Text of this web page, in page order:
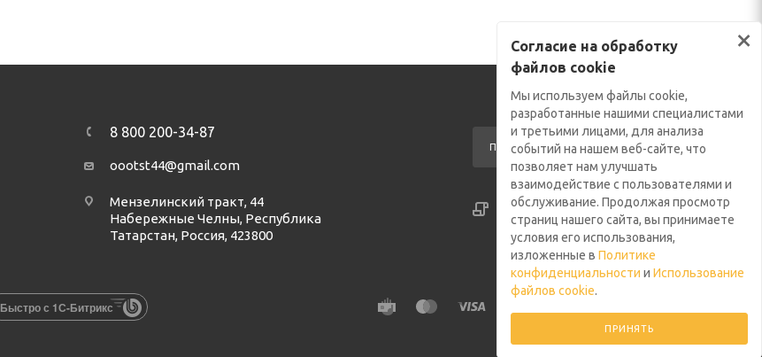
8 800 200-34-87
oootst44@gmail.com
Мензелинский тракт, 44
Набережные Челны, Республика
Татарстан, Россия, 423800
ПОДПИСАТЬСЯ НА РАССЫЛКУ
СОГЛАСИЕ НА ОБРАБОТКУ ФАЙЛОВ COOKIE
Быстро с 1С-Битрикс
×
Согласие на обработку
файлов cookie
Мы используем файлы cookie,
разработанные нашими специалистами
и третьими лицами, для анализа
событий на нашем веб-сайте, что
позволяет нам улучшать
взаимодействие с пользователями и
обслуживание. Продолжая просмотр
страниц нашего сайта, вы принимаете
условия его использования,
изложенные в Политике
конфиденциальности и Использование
файлов cookie.
ПРИНЯТЬ